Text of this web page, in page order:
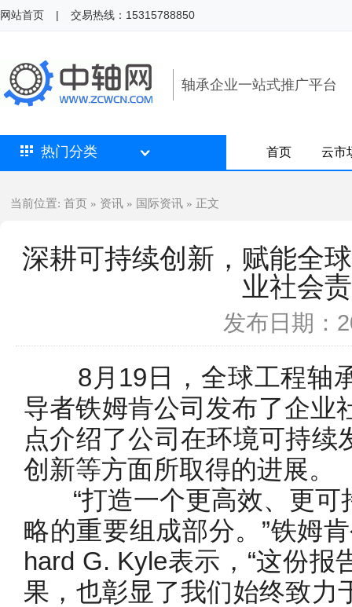
网站首页 | 交易热线：15315788850
轴承企业一站式推广平台
热门分类 首页 云市
当前位置: 首页 » 资讯 » 国际资讯 » 正文
深耕可持续创新，赋能全
业社会
发布日期：
8月19日，全球工程轴
导者铁姆肯公司发布了企业
点介绍了公司在环境可持
创新等方面所取得的进展。
“打造一个更高效、更可
略的重要组成部分。”铁姆
hard G. Kyle表示，“这份
果，也彰显了我们始终致力